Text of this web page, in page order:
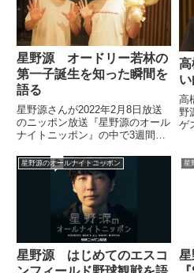
星野源 オードリー若林の
第一子誕生を知った瞬間を
語る
星野源さんが2022年2月8日放送
のニッポン放送『星野源のオール
ナイトニッポン』の中で3週間ぶ
のオールナイトニッポン』につい
てトーク。リアルタイムで放送を
聞いていた番組の感想や、オード
リー若林さんの第一子誕生を知っ
た瞬間などについて話していまし
高
野
ゲ
星野源のオールナイトニッポン
星野源 はじめてのエスコ
星
星